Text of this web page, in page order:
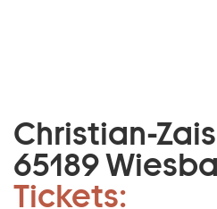
Christian-
65189
Tickets: